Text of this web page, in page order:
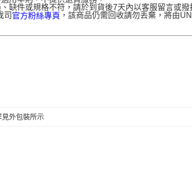
缺件或規格不符，請於到貨後7天內以客服留言或撥
司 官方粉絲專頁 ，該商品仍需回收請勿丟棄，將由
見外包裝所示